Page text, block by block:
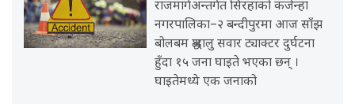
राजमार्गअन्तर्गत सिरहाको कर्जन्हा
नगरपालिका–२ बन्दीपुरमा आज साँझ
बोलबम श्रद्धालु सवार ट्याक्टर दुर्घटना
हुँदा १५ जना घाइते भएका छन् ।
घाइतेमध्ये एक जनाको